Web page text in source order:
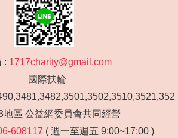
逃學、離家行為，或家庭功能不足使
與完成學業者。
中生為優先考量。限男生。
處規定流程辦理轉介，需由學生原校
商中心評估及晨陽學園輔導組與學生
就學意願及符合就讀資格者。
: 1717charity@gmail.com
國際扶輪
地區 公益網委員會共同經營
608117 ( 週一至週五 9:00~17:00 )